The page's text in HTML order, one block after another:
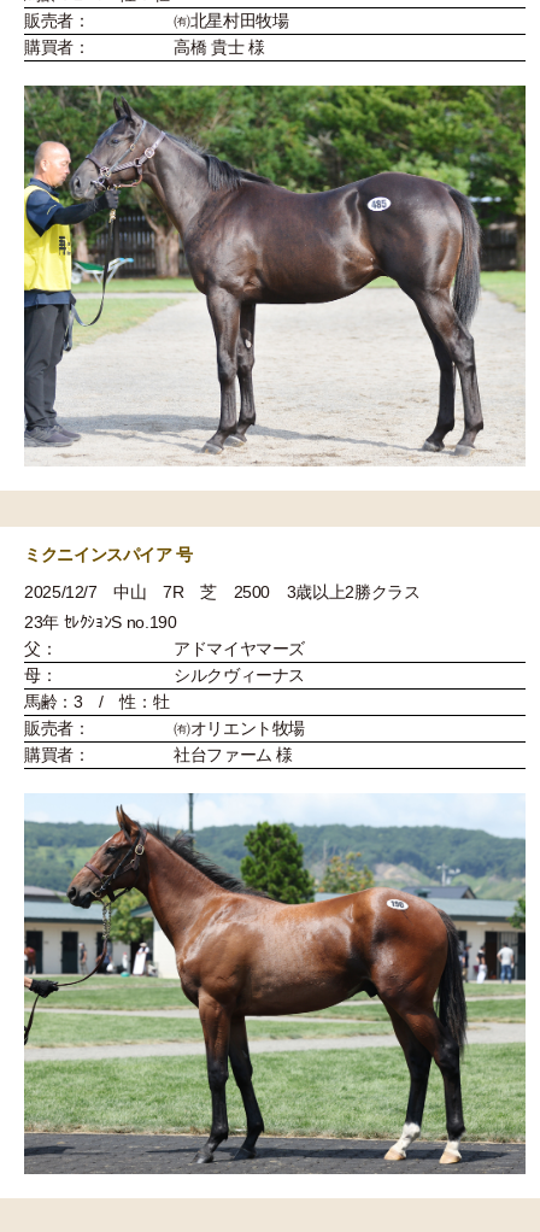
販売者：
㈲北星村田牧場
購買者：
高橋 貴士 様
ミクニインスパイア 号
2025/12/7 中山 7R 芝 2500 3歳以上2勝クラス
23年 ｾﾚｸｼｮﾝS no.190
父：
アドマイヤマーズ
母：
シルクヴィーナス
馬齢：3 / 性：牡
販売者：
㈲オリエント牧場
購買者：
社台ファーム 様